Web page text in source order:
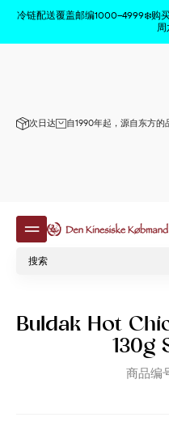
冷链配送覆盖邮编1000–4999❄️购
周
次日达 自1990年起，源自东方的
Buldak Hot
130g
商品编
商品已从购物